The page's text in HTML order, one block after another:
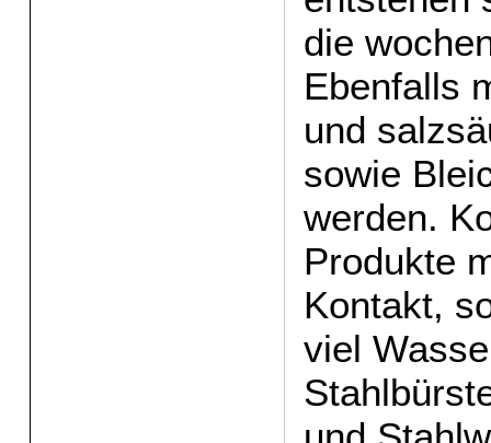
die
Ebenfalls
und
sowie
werden.
Produkte
Kontakt,
viel